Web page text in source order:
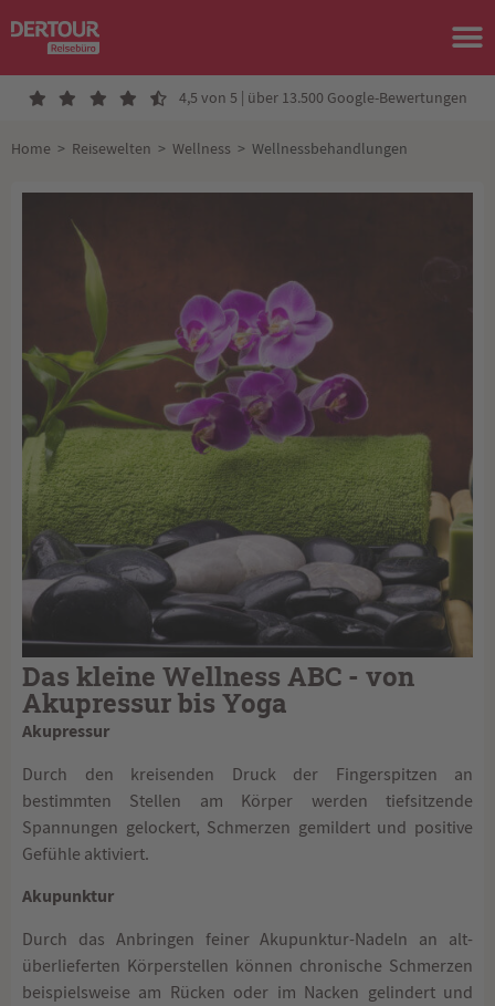
4,5 von 5 | über 13.500 Google-Bewertungen
Home > Reisewelten > Wellness > Wellnessbehandlungen
Das kleine Wellness ABC - von
Akupressur bis Yoga
Akupressur
Durch den kreisenden Druck der Fingerspitzen an
bestimmten Stellen am Körper werden tiefsitzende
Spannungen gelockert, Schmerzen gemildert und positive
Gefühle aktiviert.
Akupunktur
Durch das Anbringen feiner Akupunktur-Nadeln an alt-
überlieferten Körperstellen können chronische Schmerzen
beispielsweise am Rücken oder im Nacken gelindert und